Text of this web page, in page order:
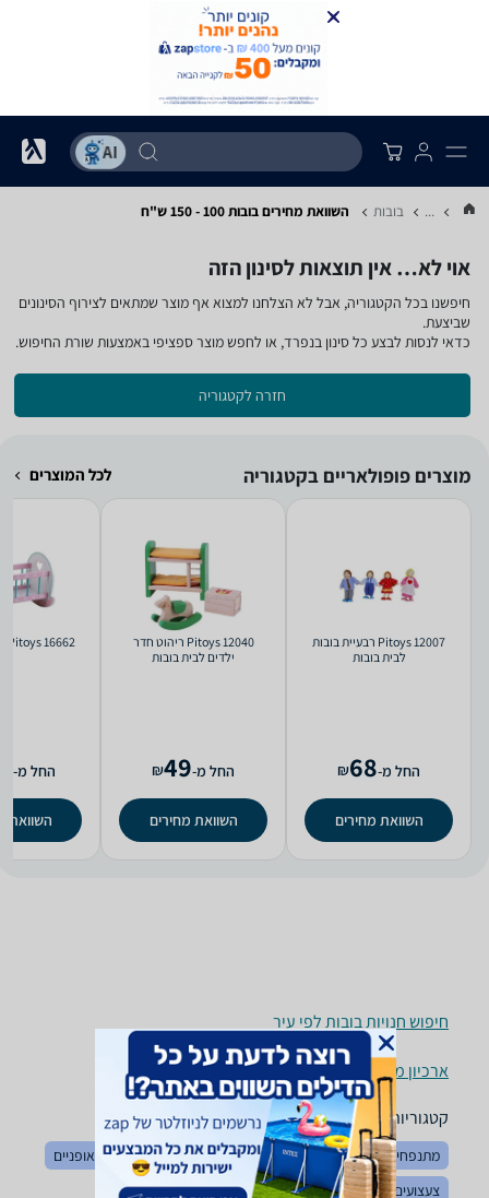
... בובות השוואת מחירים בובות ‏100 - 150 ‏ש"ח
אוי לא… אין תוצאות לסינון הזה
חיפשנו בכל הקטגוריה, אבל לא הצלחנו למצוא אף מוצר שמתאים לצירוף הסינונים
שביצעת.
כדאי לנסות לבצע כל סינון בנפרד, או לחפש מוצר ספציפי באמצעות שורת החיפוש.
חזרה לקטגוריה
מוצרים פופולאריים בקטגוריה לכל המוצרים
Pitoys 12007 רבעיית בובות
לבית בובות
החל מ-68
₪
השוואת מחירים
Pitoys 12040 ריהוט חדר
ילדים לבית בובות
החל מ-49
₪
השוואת מחירים
Pitoys 16662 עריסה לבובה
החל מ-
השוואת
חיפוש חנויות בובות לפי עיר
ארכיון מוצרים
קטגוריות משלימות
מתנפחים צעצועי תינוקות צעצועים לאמבטיה
בימבות ואופניים
צעצועים כללי
לגו ומשחקי הרכבה
משחקי חשיבה והגיון